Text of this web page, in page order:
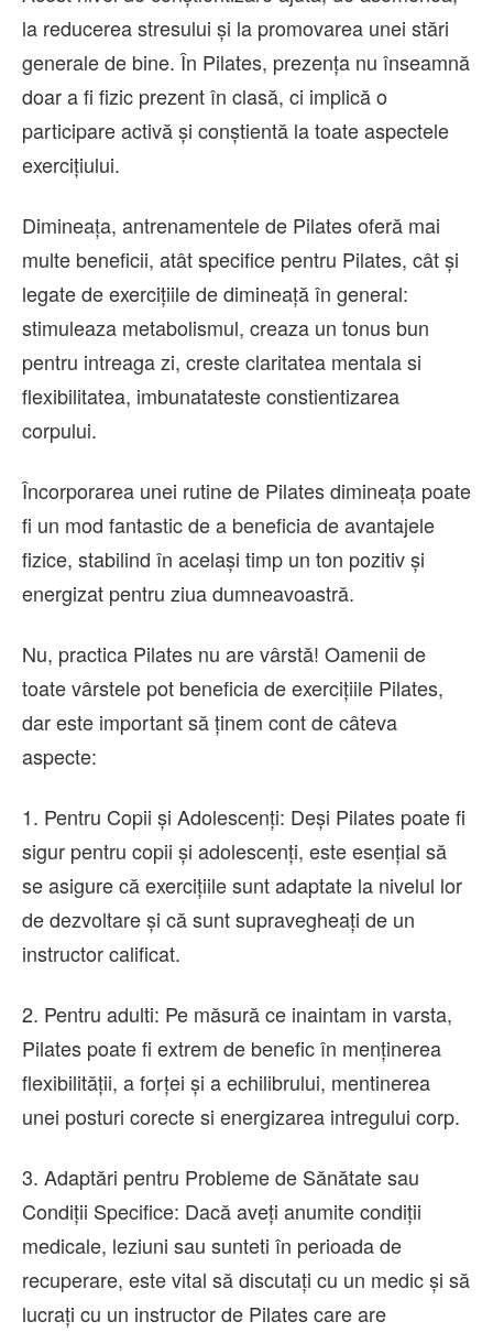
la reducerea stresului și la promovarea unei stări
generale de bine. În Pilates, prezența nu înseamnă
doar a fi fizic prezent în clasă, ci implică o
participare activă și conștientă la toate aspectele
exercițiului.
Dimineața, antrenamentele de Pilates oferă mai
multe beneficii, atât specifice pentru Pilates, cât și
legate de exercițiile de dimineață în general:
stimuleaza metabolismul, creaza un tonus bun
pentru intreaga zi, creste claritatea mentala si
flexibilitatea, imbunatateste constientizarea
corpului.
Încorporarea unei rutine de Pilates dimineața poate
fi un mod fantastic de a beneficia de avantajele
fizice, stabilind în același timp un ton pozitiv și
energizat pentru ziua dumneavoastră.
Nu, practica Pilates nu are vârstă! Oamenii de
toate vârstele pot beneficia de exercițiile Pilates,
dar este important să ținem cont de câteva
aspecte:
1. Pentru Copii și Adolescenți: Deși Pilates poate fi
sigur pentru copii și adolescenți, este esențial să
se asigure că exercițiile sunt adaptate la nivelul lor
de dezvoltare și că sunt supravegheați de un
instructor calificat.
2. Pentru adulti: Pe măsură ce inaintam in varsta,
Pilates poate fi extrem de benefic în menținerea
flexibilității, a forței și a echilibrului, mentinerea
unei posturi corecte si energizarea intregului corp.
3. Adaptări pentru Probleme de Sănătate sau
Condiții Specifice: Dacă aveți anumite condiții
medicale, leziuni sau sunteti în perioada de
recuperare, este vital să discutați cu un medic și să
lucrați cu un instructor de Pilates care are